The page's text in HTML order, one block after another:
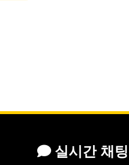
실시간 채팅